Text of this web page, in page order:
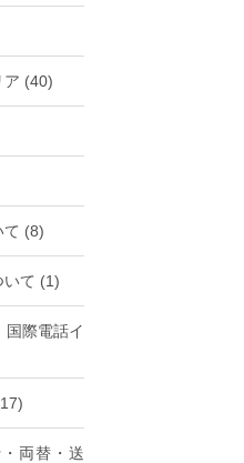
ア (40)
て (8)
いて (1)
際電話イ
両替・送